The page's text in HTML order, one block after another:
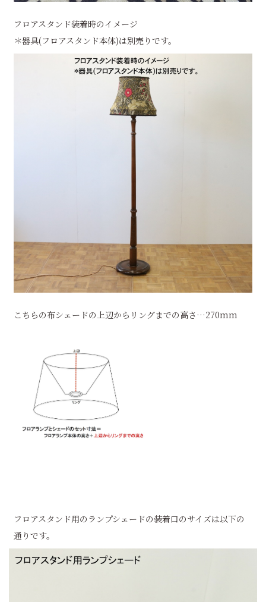
フロアスタンド装着時のイメージ
＊器具(フロアスタンド本体)は別売りです。
こちらの布シェードの上辺からリングまでの高さ…270mm
フロアスタンド用のランプシェードの装着口のサイズは以下の
通りです。